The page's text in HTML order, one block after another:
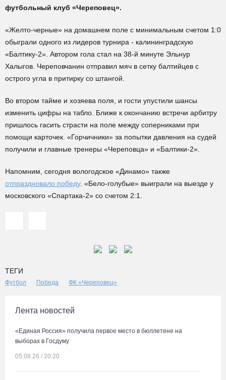
футбольный клуб «Череповец».
«Желто-черные» на домашнем поле с минимальным счетом 1:0
обыграли одного из лидеров турнира - калининградскую
«Балтику-2». Автором гола стал на 38-й минуте Эльнур
Халыгов. Череповчанин отправил мяч в сетку балтийцев с
острого угла в притирку со штангой.
Во втором тайме и хозяева поля, и гости упустили шансы
изменить цифры на табло. Ближе к окончанию встречи арбитру
пришлось гасить страсти на поле между соперниками при
помощи карточек. «Горчичники» за попытки давления на судей
получили и главные тренеры «Череповца» и «Балтики-2».
Напомним, сегодня вологодское «Динамо» также
отпраздновало победу. «Бело-голубые» выиграли на выезде у
московского «Спартака-2» со счетом 2:1.
ТЕГИ
Футбол Победа ФК «Череповец»
Лента новостей
«Единая Россия» получила первое место в бюллетене на
выборах в Госдуму
05.08.26 / 20:20